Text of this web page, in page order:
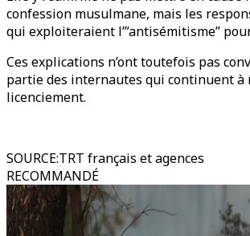
confession musulmane, mais les
qui exploiteraient l’”antisémitisme”
Ces explications n’ont toutefois pas
partie des internautes qui continuent à
licenciement.
SOURCE:TRT français et agences
RECOMMANDÉ